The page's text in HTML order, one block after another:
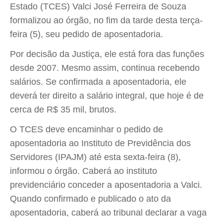
Estado (TCES) Valci José Ferreira de Souza
formalizou ao órgão, no fim da tarde desta terça-
feira (5), seu pedido de aposentadoria.
Por decisão da Justiça, ele está fora das funções
desde 2007. Mesmo assim, continua recebendo
salários. Se confirmada a aposentadoria, ele
deverá ter direito a salário integral, que hoje é de
cerca de R$ 35 mil, brutos.
O TCES deve encaminhar o pedido de
aposentadoria ao Instituto de Previdência dos
Servidores (IPAJM) até esta sexta-feira (8),
informou o órgão. Caberá ao instituto
previdenciário conceder a aposentadoria a Valci.
Quando confirmado e publicado o ato da
aposentadoria, caberá ao tribunal declarar a vaga